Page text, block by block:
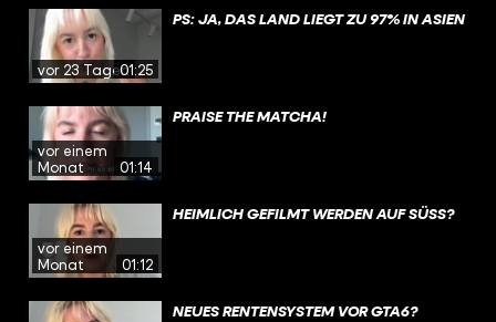
vor 23 Tagen01:25
PS: JA, DAS LAND LIEGT ZU 97% IN ASIEN
vor einem
Monat
01:14
PRAISE THE MATCHA!
vor einem
Monat
01:12
HEIMLICH GEFILMT WERDEN AUF SÜSS?
NEUES RENTENSYSTEM VOR GTA6?